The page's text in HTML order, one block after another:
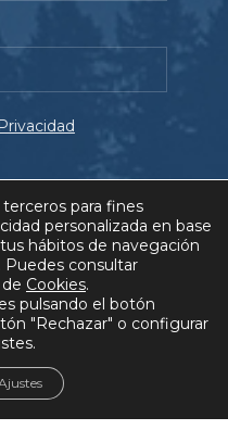
QUIÉNES SOMOS
POLÍTICA DE COOKIES
para fines
personalizada en base
hábitos de navegación
Puedes consultar
Cookies.
pulsando el botón
"Rechazar" o configurar